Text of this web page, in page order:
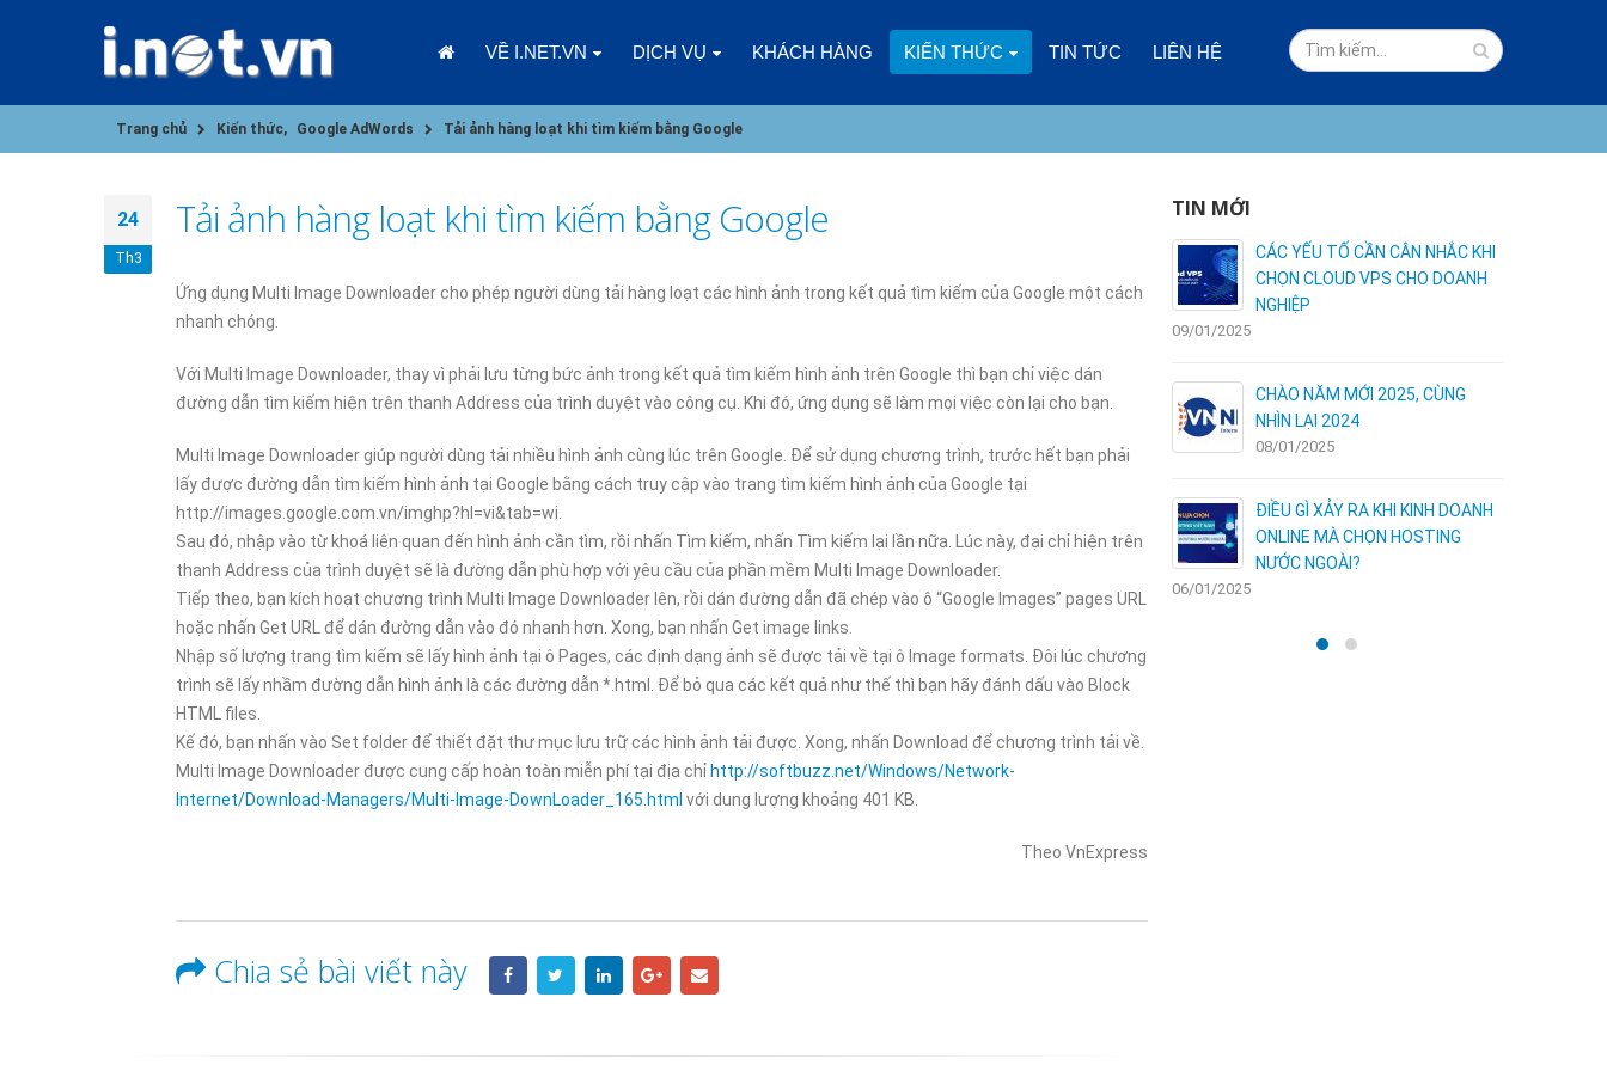
VỀ I.NET.VN DỊCH VỤ KHÁCH HÀNG KIẾN THỨC TIN TỨC LIÊN HỆ
Trang chủ Kiến thức, Google AdWords Tải ảnh hàng loạt khi tìm kiếm bằng Google
24
Th3
Tải ảnh hàng loạt khi tìm kiếm bằng Google
Ứng dụng Multi Image Downloader cho phép người dùng tải hàng loạt các hình ảnh trong kết quả tìm kiếm của Google một cách
nhanh chóng.
Với Multi Image Downloader, thay vì phải lưu từng bức ảnh trong kết quả tìm kiếm hình ảnh trên Google thì bạn chỉ việc dán
đường dẫn tìm kiếm hiện trên thanh Address của trình duyệt vào công cụ. Khi đó, ứng dụng sẽ làm mọi việc còn lại cho bạn.
Multi Image Downloader giúp người dùng tải nhiều hình ảnh cùng lúc trên Google. Để sử dụng chương trình, trước hết bạn phải
lấy được đường dẫn tìm kiếm hình ảnh tại Google bằng cách truy cập vào trang tìm kiếm hình ảnh của Google tại
http://images.google.com.vn/imghp?hl=vi&tab=wi.
Sau đó, nhập vào từ khoá liên quan đến hình ảnh cần tìm, rồi nhấn Tìm kiếm, nhấn Tìm kiếm lại lần nữa. Lúc này, đại chỉ hiện trên
thanh Address của trình duyệt sẽ là đường dẫn phù hợp với yêu cầu của phần mềm Multi Image Downloader.
Tiếp theo, bạn kích hoạt chương trình Multi Image Downloader lên, rồi dán đường dẫn đã chép vào ô “Google Images” pages URL
hoặc nhấn Get URL để dán đường dẫn vào đó nhanh hơn. Xong, bạn nhấn Get image links.
Nhập số lượng trang tìm kiếm sẽ lấy hình ảnh tại ô Pages, các định dạng ảnh sẽ được tải về tại ô Image formats. Đôi lúc chương
trình sẽ lấy nhầm đường dẫn hình ảnh là các đường dẫn *.html. Để bỏ qua các kết quả như thế thì bạn hãy đánh dấu vào Block
HTML files.
Kế đó, bạn nhấn vào Set folder để thiết đặt thư mục lưu trữ các hình ảnh tải được. Xong, nhấn Download để chương trình tải về.
Multi Image Downloader được cung cấp hoàn toàn miễn phí tại địa chỉ http://softbuzz.net/Windows/Network-
Internet/Download-Managers/Multi-Image-DownLoader_165.html với dung lượng khoảng 401 KB.
Theo VnExpress
Chia sẻ bài viết này
TIN MỚI
NGHIỆP
CHÀO NĂM MỚI 2025, CÙNG
08/01/2025
ĐIỀU GÌ XẢY RA KHI KINH DOANH
ONLINE MÀ CHỌN HOSTING
NƯỚC NGOÀI?
06/01/2025
KHÁC
DOANH NGHIỆP NHỎ NÊN DÙNG
02/01/2025
ƯU ĐÃI GIẢM 30%: CƠ HỘI VÀNG
CHO WEBSITE CỦA BẠN
30/12/2024
CÁC YẾU TỐ CẦN CÂN NHẮC KHI
CHỌN CLOUD VPS CHO DOANH
NGHIỆP
09/01/2025
CHÀO NĂM MỚI 2025, CÙNG
NHÌN LẠI 2024
08/01/2025
ĐIỀU GÌ XẢY RA KHI KINH DOANH
ONLINE MÀ CHỌN HOSTING
NƯỚC NGOÀI?
06/01/2025